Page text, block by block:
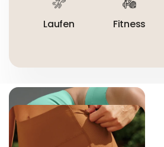
Laufen Fitness